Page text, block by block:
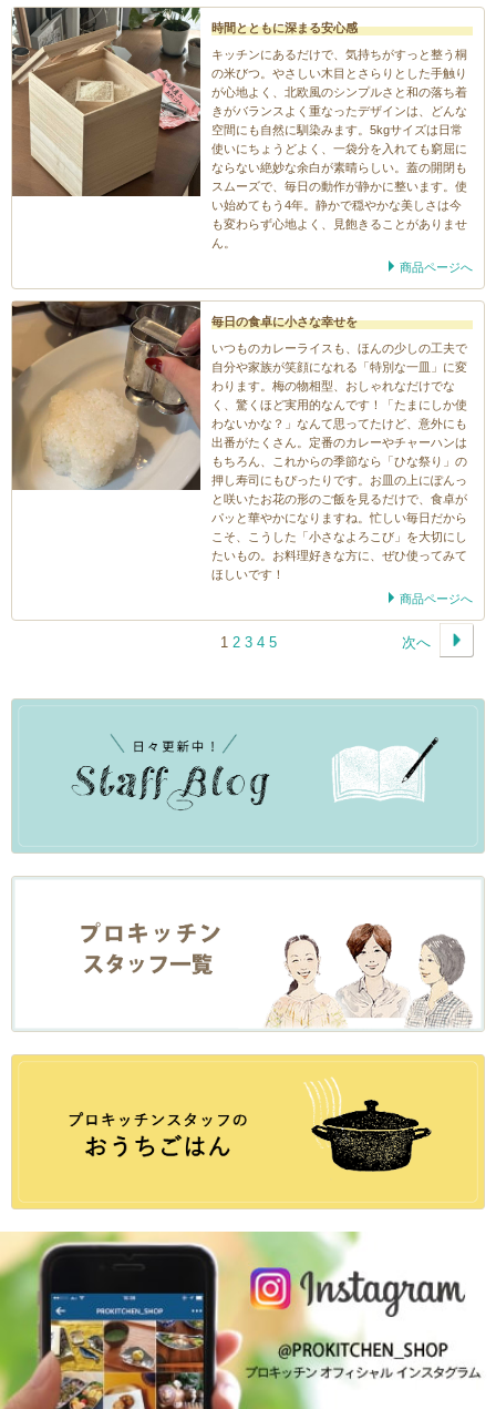
時間とともに深まる安心感
キッチンにあるだけで、気持ちがすっと整う桐
の米びつ。やさしい木目とさらりとした手触り
が心地よく、北欧風のシンプルさと和の落ち着
きがバランスよく重なったデザインは、どんな
空間にも自然に馴染みます。5kgサイズは日常
使いにちょうどよく、一袋分を入れても窮屈に
ならない絶妙な余白が素晴らしい。蓋の開閉も
スムーズで、毎日の動作が静かに整います。使
い始めてもう4年。静かで穏やかな美しさは今
も変わらず心地よく、見飽きることがありませ
ん。
商品ページへ
毎日の食卓に小さな幸せを
いつものカレーライスも、ほんの少しの工夫で
自分や家族が笑顔になれる「特別な一皿」に変
わります。梅の物相型、おしゃれなだけでな
く、驚くほど実用的なんです！「たまにしか使
わないかな？」なんて思ってたけど、意外にも
出番がたくさん。定番のカレーやチャーハンは
もちろん、これからの季節なら「ひな祭り」の
押し寿司にもぴったりです。お皿の上にぽんっ
と咲いたお花の形のご飯を見るだけで、食卓が
パッと華やかになりますね。忙しい毎日だから
こそ、こうした「小さなよろこび」を大切にし
たいもの。お料理好きな方に、ぜひ使ってみて
ほしいです！
商品ページへ
1 2 3 4 5 次へ